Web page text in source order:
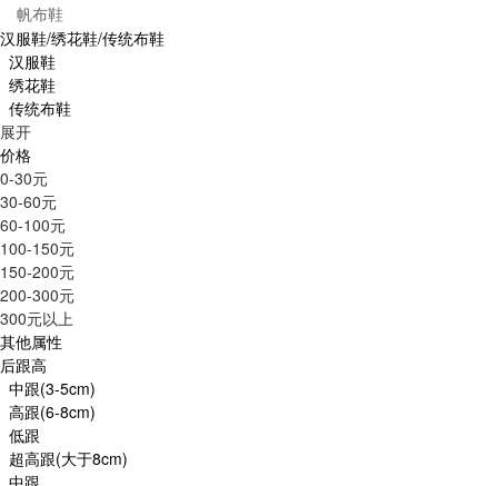
帆布鞋
汉服鞋/绣花鞋/传统布鞋
汉服鞋
绣花鞋
传统布鞋
展开
价格
0-30元
30-60元
60-100元
100-150元
150-200元
200-300元
300元以上
其他属性
后跟高
中跟(3-5cm)
高跟(6-8cm)
低跟
超高跟(大于8cm)
中跟